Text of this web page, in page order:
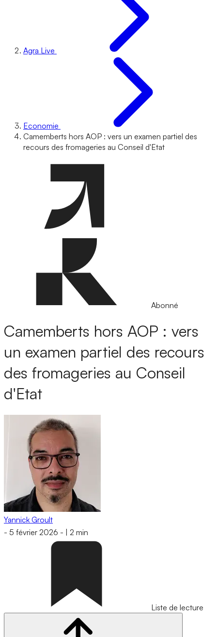
Agra Live
Economie
Camemberts hors AOP : vers un examen partiel des
recours des fromageries au Conseil d'Etat
Abonné
Camemberts hors AOP : vers
un examen partiel des recours
des fromageries au Conseil
d'Etat
Yannick Groult
- 5 février 2026 - 2 min
Liste de lecture